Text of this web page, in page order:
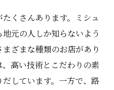
くさんあります。ミシュ
元の人しか知らないよう
ざまな種類のお店があり
高い技術とこだわりの素
しています。一方で、路